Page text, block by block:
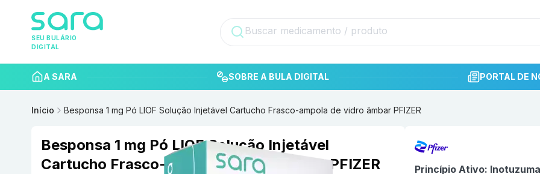
SEU BULÁRIO
DIGITAL
A SARA SOBRE A BULA DIGITAL PORTAL DE
Início Besponsa 1 mg Pó LIOF Solução Injetável Cartucho Frasco-ampola de vidro âmbar PFIZER
Besponsa 1 mg Pó LIOF Solução Injetável
Cartucho Frasco-ampola de vidro âmbar PFIZER
Princípio Ativo: